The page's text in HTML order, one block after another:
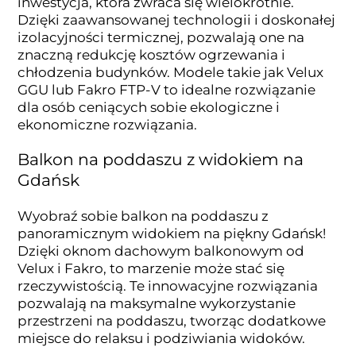
Dzięki zaawansowanej technologii i doskonałej
izolacyjności termicznej, pozwalają one na
znaczną redukcję kosztów ogrzewania i
chłodzenia budynków. Modele takie jak Velux
GGU lub Fakro FTP-V to idealne rozwiązanie
dla osób ceniących sobie ekologiczne i
ekonomiczne rozwiązania.
Balkon na poddaszu z widokiem na
Gdańsk
Wyobraź sobie balkon na poddaszu z
panoramicznym widokiem na piękny Gdańsk!
Dzięki oknom dachowym balkonowym od
Velux i Fakro, to marzenie może stać się
rzeczywistością. Te innowacyjne rozwiązania
pozwalają na maksymalne wykorzystanie
przestrzeni na poddaszu, tworząc dodatkowe
miejsce do relaksu i podziwiania widoków.